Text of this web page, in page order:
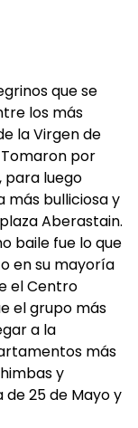
que se
los más
la Virgen de
por
para luego
más bulliciosa y
Aberastain.
baile fue lo que
en su mayoría
el Centro
el grupo más
a la
más
y
25 de Mayo y